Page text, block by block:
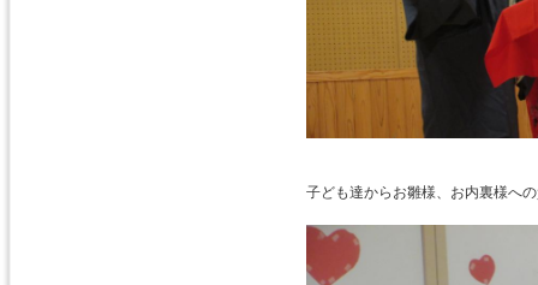
子ども達からお雛様、お内裏様へ